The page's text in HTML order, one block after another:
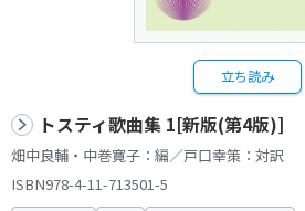
立ち読み
トスティ歌曲集 1[新版(第4版)]
畑中良輔・中巻寛子：編／戸口幸策：対訳
ISBN978-4-11-713501-5